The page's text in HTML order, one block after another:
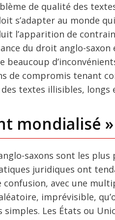
de qualité des
s’adapter au monde
l’apparition de
du droit anglo-
beaucoup
de compromis tenant
textes illisibles, longs
mondialisé »
saxons sont les
juridiques ont
confusion, avec une
imprévisible,
Les États ou